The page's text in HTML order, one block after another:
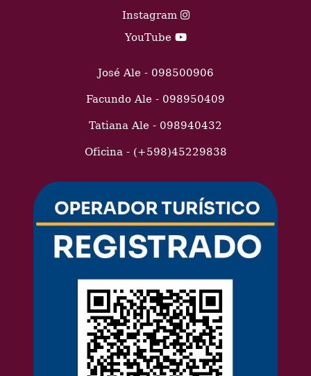
Instagram
YouTube
José Ale - 098500906
Facundo Ale - 098950409
Tatiana Ale - 098940432
Oficina - (+598)45229838